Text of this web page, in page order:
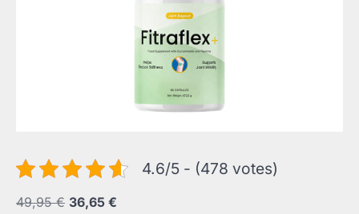
4.6/5 - (478 votes)
49,95€ Le
36,65 €